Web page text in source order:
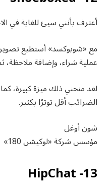
أعترف بأنني سيئ للغاية في
مع «شوبوكسد» أستطيع
عملية شراء، وإضافة ملاحظة،
لقد منحني ذلك ميزة كبيرة،
الضرائب أقل توترًا بكثير.
شون أوغل
مؤسس شركة «لوكيشن 180»
13- HipChat